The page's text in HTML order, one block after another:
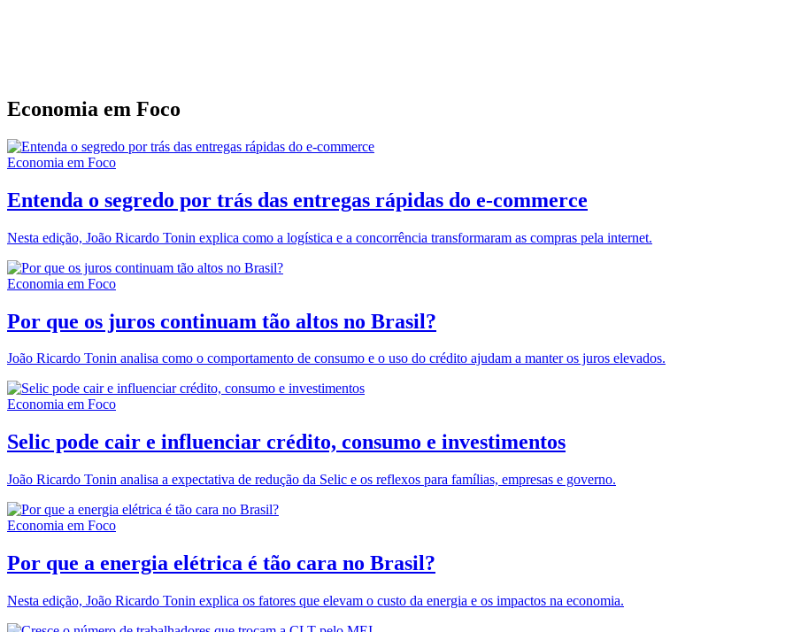
Economia em Foco
Economia em Foco
Entenda o segredo por trás das entregas rápidas do e-commerce
Nesta edição, João Ricardo Tonin explica como a logística e a concorrência transformaram as compras pela internet.
Economia em Foco
Por que os juros continuam tão altos no Brasil?
João Ricardo Tonin analisa como o comportamento de consumo e o uso do crédito ajudam a manter os juros elevados.
Economia em Foco
Selic pode cair e influenciar crédito, consumo e investimentos
João Ricardo Tonin analisa a expectativa de redução da Selic e os reflexos para famílias, empresas e governo.
Economia em Foco
Por que a energia elétrica é tão cara no Brasil?
Nesta edição, João Ricardo Tonin explica os fatores que elevam o custo da energia e os impactos na economia.